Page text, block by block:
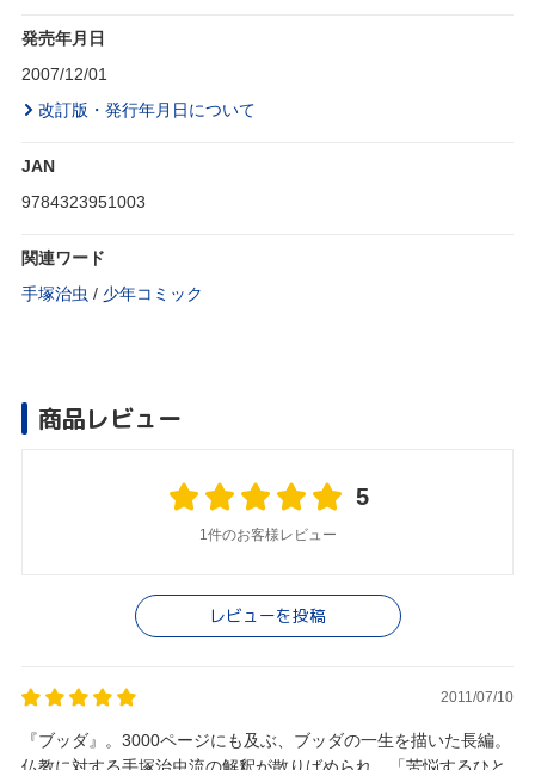
発売年月日
2007/12/01
改訂版・発行年月日について
JAN
9784323951003
関連ワード
手塚治虫 / 少年コミック
商品レビュー
5
1件のお客様レビュー
レビューを投稿
2011/07/10
『ブッダ』。3000ページにも及ぶ、ブッダの一生を描いた長編。
仏教に対する手塚治虫流の解釈が散りばめられ、「苦悩するひと